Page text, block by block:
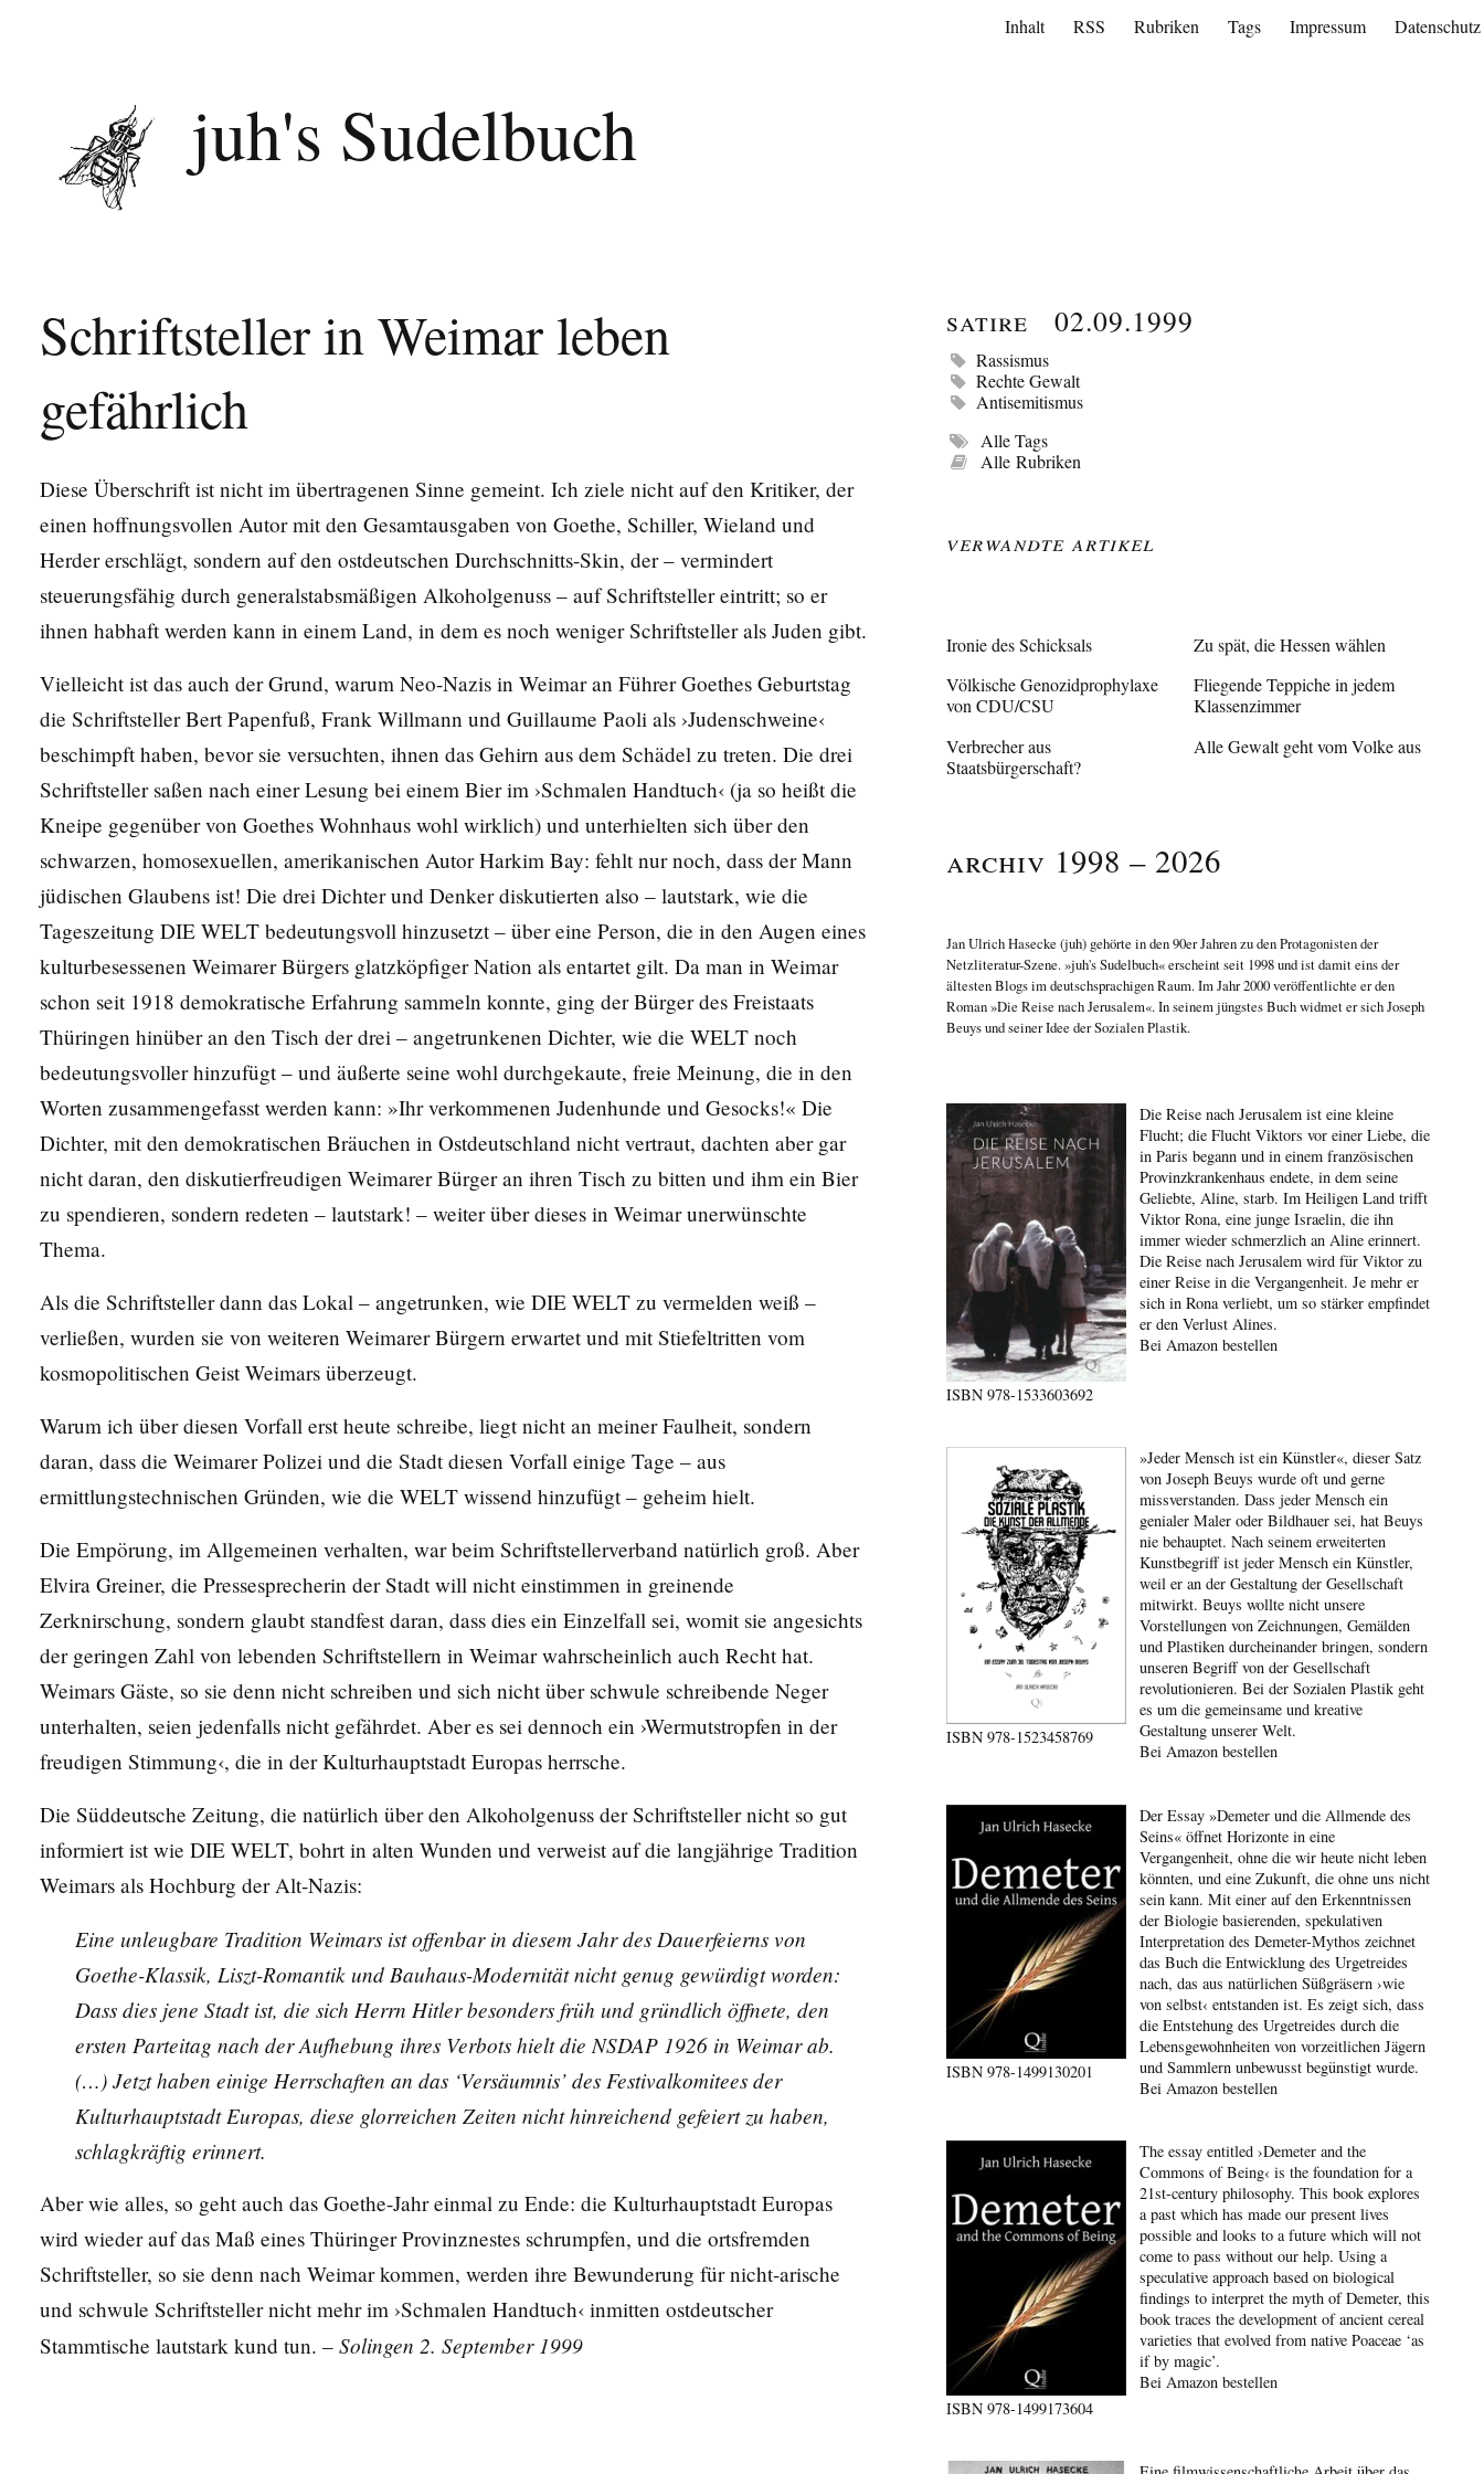
Inhalt RSS Rubriken Tags Impressum Datenschutz
juh's Sudelbuch
Schriftsteller in Weimar leben
gefährlich
Diese Überschrift ist nicht im übertragenen Sinne gemeint. Ich ziele nicht auf den Kritiker, der
einen hoffnungsvollen Autor mit den Gesamtausgaben von Goethe, Schiller, Wieland und
Herder erschlägt, sondern auf den ostdeutschen Durchschnitts-Skin, der – vermindert
steuerungsfähig durch generalstabsmäßigen Alkoholgenuss – auf Schriftsteller eintritt; so er
ihnen habhaft werden kann in einem Land, in dem es noch weniger Schriftsteller als Juden gibt.
Vielleicht ist das auch der Grund, warum Neo-Nazis in Weimar an Führer Goethes Geburtstag
die Schriftsteller Bert Papenfuß, Frank Willmann und Guillaume Paoli als ›Judenschweine‹
beschimpft haben, bevor sie versuchten, ihnen das Gehirn aus dem Schädel zu treten. Die drei
Schriftsteller saßen nach einer Lesung bei einem Bier im ›Schmalen Handtuch‹ (ja so heißt die
Kneipe gegenüber von Goethes Wohnhaus wohl wirklich) und unterhielten sich über den
schwarzen, homosexuellen, amerikanischen Autor Harkim Bay: fehlt nur noch, dass der Mann
jüdischen Glaubens ist! Die drei Dichter und Denker diskutierten also – lautstark, wie die
Tageszeitung DIE WELT bedeutungsvoll hinzusetzt – über eine Person, die in den Augen eines
kulturbesessenen Weimarer Bürgers glatzköpfiger Nation als entartet gilt. Da man in Weimar
schon seit 1918 demokratische Erfahrung sammeln konnte, ging der Bürger des Freistaats
Thüringen hinüber an den Tisch der drei – angetrunkenen Dichter, wie die WELT noch
bedeutungsvoller hinzufügt – und äußerte seine wohl durchgekaute, freie Meinung, die in den
Worten zusammengefasst werden kann: »Ihr verkommenen Judenhunde und Gesocks!« Die
Dichter, mit den demokratischen Bräuchen in Ostdeutschland nicht vertraut, dachten aber gar
nicht daran, den diskutierfreudigen Weimarer Bürger an ihren Tisch zu bitten und ihm ein Bier
zu spendieren, sondern redeten – lautstark! – weiter über dieses in Weimar unerwünschte
Thema.
Als die Schriftsteller dann das Lokal – angetrunken, wie DIE WELT zu vermelden weiß –
verließen, wurden sie von weiteren Weimarer Bürgern erwartet und mit Stiefeltritten vom
kosmopolitischen Geist Weimars überzeugt.
Warum ich über diesen Vorfall erst heute schreibe, liegt nicht an meiner Faulheit, sondern
daran, dass die Weimarer Polizei und die Stadt diesen Vorfall einige Tage – aus
ermittlungstechnischen Gründen, wie die WELT wissend hinzufügt – geheim hielt.
Die Empörung, im Allgemeinen verhalten, war beim Schriftstellerverband natürlich groß. Aber
Elvira Greiner, die Pressesprecherin der Stadt will nicht einstimmen in greinende
Zerknirschung, sondern glaubt standfest daran, dass dies ein Einzelfall sei, womit sie angesichts
der geringen Zahl von lebenden Schriftstellern in Weimar wahrscheinlich auch Recht hat.
Weimars Gäste, so sie denn nicht schreiben und sich nicht über schwule schreibende Neger
unterhalten, seien jedenfalls nicht gefährdet. Aber es sei dennoch ein ›Wermutstropfen in der
freudigen Stimmung‹, die in der Kulturhauptstadt Europas herrsche.
Die Süddeutsche Zeitung, die natürlich über den Alkoholgenuss der Schriftsteller nicht so gut
informiert ist wie DIE WELT, bohrt in alten Wunden und verweist auf die langjährige Tradition
Weimars als Hochburg der Alt-Nazis:
Eine unleugbare Tradition Weimars ist offenbar in diesem Jahr des Dauerfeierns von
Goethe-Klassik, Liszt-Romantik und Bauhaus-Modernität nicht genug gewürdigt worden:
Dass dies jene Stadt ist, die sich Herrn Hitler besonders früh und gründlich öffnete, den
ersten Parteitag nach der Aufhebung ihres Verbots hielt die NSDAP 1926 in Weimar ab.
(…) Jetzt haben einige Herrschaften an das ‘Versäumnis’ des Festivalkomitees der
Kulturhauptstadt Europas, diese glorreichen Zeiten nicht hinreichend gefeiert zu haben,
schlagkräftig erinnert.
Aber wie alles, so geht auch das Goethe-Jahr einmal zu Ende: die Kulturhauptstadt Europas
wird wieder auf das Maß eines Thüringer Provinznestes schrumpfen, und die ortsfremden
Schriftsteller, so sie denn nach Weimar kommen, werden ihre Bewunderung für nicht-arische
und schwule Schriftsteller nicht mehr im ›Schmalen Handtuch‹ inmitten ostdeutscher
Stammtische lautstark kund tun. – Solingen 2. September 1999
Satire 02.09.1999
Rassismus
Rechte Gewalt
Antisemitismus
Alle Tags
Alle Rubriken
Verwandte Artikel
Ironie des Schicksals
Zu spät, die Hessen wählen
Völkische Genozidprophylaxe
von CDU/CSU
Fliegende Teppiche in jedem
Klassenzimmer
Verbrecher aus
Staatsbürgerschaft?
Alle Gewalt geht vom Volke aus
Archiv 1998 – 2026
Jan Ulrich Hasecke (juh) gehörte in den 90er Jahren zu den Protagonisten der
Netzliteratur-Szene. »juh's Sudelbuch« erscheint seit 1998 und ist damit eins der
ältesten Blogs im deutschsprachigen Raum. Im Jahr 2000 veröffentlichte er den
Roman»Die Reise nach Jerusalem«. In seinem jüngstes Buch widmet er sichJoseph
Beuys und seiner Idee der Sozialen Plastik.
ISBN978-1533603692
Die Reise nach Jerusalem ist eine kleine
Flucht; die Flucht Viktors vor einer Liebe, die
in Paris begann und in einem französischen
Provinzkrankenhaus endete, in dem seine
Geliebte, Aline, starb. Im Heiligen Land trifft
Viktor Rona, eine junge Israelin, die ihn
immer wieder schmerzlich an Aline erinnert.
Die Reise nach Jerusalem wird für Viktor zu
einer Reise in die Vergangenheit. Je mehr er
sich in Rona verliebt, um so stärker empfindet
er den Verlust Alines.
Bei Amazon bestellen
ISBN978-1523458769
»Jeder Mensch ist ein Künstler«, dieser Satz
von Joseph Beuys wurde oft und gerne
missverstanden. Dass jeder Mensch ein
genialer Maler oder Bildhauer sei, hat Beuys
nie behauptet. Nach seinem erweiterten
Kunstbegriff ist jeder Mensch ein Künstler,
weil er an der Gestaltung der Gesellschaft
mitwirkt. Beuys wollte nicht unsere
Vorstellungen von Zeichnungen, Gemälden
und Plastiken durcheinander bringen, sondern
unseren Begriff von der Gesellschaft
revolutionieren. Bei der Sozialen Plastik geht
es um die gemeinsame und kreative
Gestaltung unserer Welt.
Bei Amazon bestellen
ISBN978-1499130201
Der Essay »Demeter und die Allmende des
Seins« öffnet Horizonte in eine
Vergangenheit, ohne die wir heute nicht leben
könnten, und eine Zukunft, die ohne uns nicht
sein kann. Mit einer auf den Erkenntnissen
der Biologie basierenden, spekulativen
Interpretation des Demeter-Mythos zeichnet
das Buch die Entwicklung des Urgetreides
nach, das aus natürlichen Süßgräsern ›wie
von selbst‹ entstanden ist. Es zeigt sich, dass
die Entstehung des Urgetreides durch die
Lebensgewohnheiten von vorzeitlichen Jägern
und Sammlern unbewusst begünstigt wurde.
Bei Amazon bestellen
ISBN978-1499173604
The essay entitled ›Demeter and the
Commons of Being‹ is the foundation for a
21st-century philosophy. This book explores
a past which has made our present lives
possible and looks to a future which will not
come to pass without our help. Using a
speculative approach based on biological
findings to interpret the myth of Demeter, this
book traces the development of ancient cereal
varieties that evolved from native Poaceae ‘as
if by magic’.
Bei Amazon bestellen